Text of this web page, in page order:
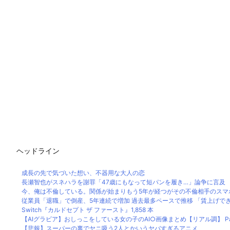
ヘッドライン
成長の先で気づいた想い、不器用な大人の恋
長瀬智也がスネハラを謝罪「47歳にもなって短パンを履き…」論争に言及
今、俺は不倫している。関係が始まりもう5年が経つがその不倫相手のス
従業員「退職」で倒産、5年連続で増加 過去最多ペースで推移 「賃上げで
Switch『カルドセプト ザ ファースト』1,858 本
【AIグラビア】おしっこをしている女の子のAI○画像まとめ【リアル調】
【悲報】スーパーの裏でヤニ吸う2人とかいうヤバすぎるアニメ